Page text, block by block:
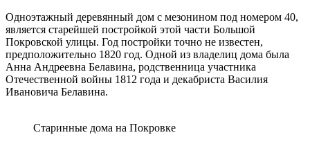
Одноэтажный деревянный дом с мезонином под номером 40,
является старейшей постройкой этой части Большой
Покровской улицы. Год постройки точно не известен,
предположительно 1820 год. Одной из владелиц дома была
Анна Андреевна Белавина, родственница участника
Отечественной войны 1812 года и декабриста Василия
Ивановича Белавина.
Старинные дома на Покровке